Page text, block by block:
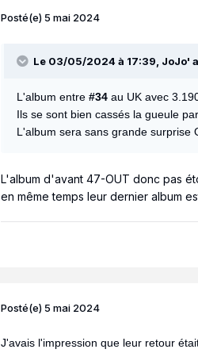
Posté(e)5 mai 2024
Le 03/05/2024 à 17:39, JoJo'
L'album entre #34 au UK avec
Ils se sont bien cassés la gueule
L'album sera sans grande surprise
L'album d'avant 47-OUT donc pas
en même temps leur dernier album
Posté(e)5 mai 2024
J'avais l'impression que leur retour